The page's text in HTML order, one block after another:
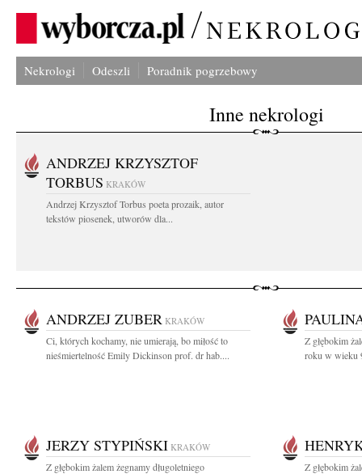
Nekrologi Odeszli Poradnik pogrzebowy
Inne nekrologi
ANDRZEJ KRZYSZTOF
TORBUS KRAKÓW
Andrzej Krzysztof Torbus poeta prozaik, autor
tekstów piosenek, utworów dla...
ANDRZEJ ZUBER KRAKÓW
Ci, których kochamy, nie umierają, bo miłość to
nieśmiertelność Emily Dickinson prof. dr hab....
Z głębokim
roku w wieku
JERZY STYPIŃSKI KRAKÓW
Z głębokim żalem żegnamy długoletniego
Z głębokim